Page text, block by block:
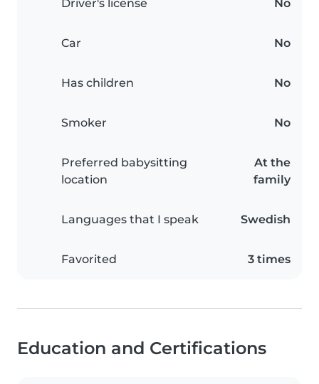
Driver's license No
Car No
Has children No
Smoker No
Preferred babysitting
location
At the
family
Languages that I speak Swedish
Favorited 3 times
Education and Certifications